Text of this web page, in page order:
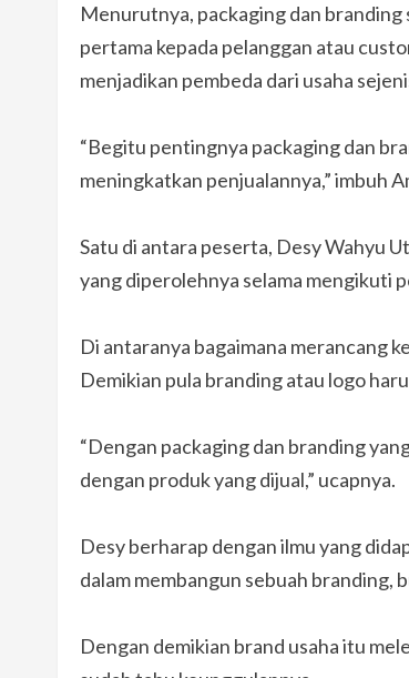
Menurutnya, packaging dan
pertama kepada pelanggan atau
menjadikan pembeda dari usaha
“Begitu pentingnya packaging dan
meningkatkan penjualannya,” imbuh
Satu di antara peserta, Desy Wahyu
yang diperolehnya selama mengikuti
Di antaranya bagaimana merancang
Demikian pula branding atau logo
“Dengan packaging dan branding
dengan produk yang dijual,” ucapnya.
Desy berharap dengan ilmu yang
dalam membangun sebuah branding,
Dengan demikian brand usaha itu